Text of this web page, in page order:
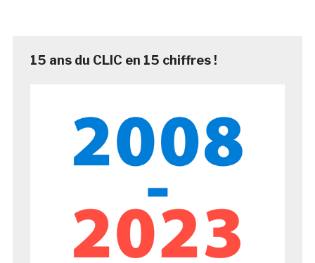
15 ans du CLIC en 15 chiffres !